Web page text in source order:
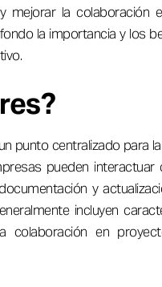
mejorar la colaboración
la importancia y los
punto centralizado para
pueden interactuar
y
incluyen
colaboración en